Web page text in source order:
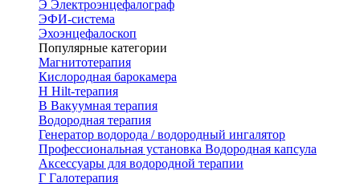
Э Электроэнцефалограф
ЭФИ-система
Эхоэнцефалоскоп
Популярные категории
Магнитотерапия
Кислородная барокамера
H Hilt-терапия
В Вакуумная терапия
Водородная терапия
Генератор водорода / водородный ингалятор
Профессиональная установка Водородная капсула
Аксессуары для водородной терапии
Г Галотерапия